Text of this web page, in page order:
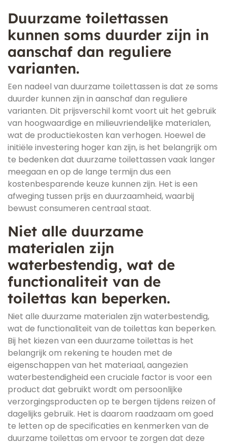
Duurzame toilettassen
kunnen soms duurder zijn in
aanschaf dan reguliere
varianten.
Een nadeel van duurzame toilettassen is dat ze soms
duurder kunnen zijn in aanschaf dan reguliere
varianten. Dit prijsverschil komt voort uit het gebruik
van hoogwaardige en milieuvriendelijke materialen,
wat de productiekosten kan verhogen. Hoewel de
initiële investering hoger kan zijn, is het belangrijk om
te bedenken dat duurzame toilettassen vaak langer
meegaan en op de lange termijn dus een
kostenbesparende keuze kunnen zijn. Het is een
afweging tussen prijs en duurzaamheid, waarbij
bewust consumeren centraal staat.
Niet alle duurzame
materialen zijn
waterbestendig, wat de
functionaliteit van de
toilettas kan beperken.
Niet alle duurzame materialen zijn waterbestendig,
wat de functionaliteit van de toilettas kan beperken.
Bij het kiezen van een duurzame toilettas is het
belangrijk om rekening te houden met de
eigenschappen van het materiaal, aangezien
waterbestendigheid een cruciale factor is voor een
product dat gebruikt wordt om persoonlijke
verzorgingsproducten op te bergen tijdens reizen of
dagelijks gebruik. Het is daarom raadzaam om goed
te letten op de specificaties en kenmerken van de
duurzame toilettas om ervoor te zorgen dat deze